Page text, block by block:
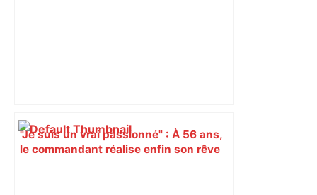
"Je suis un vrai passionné" : À 56 ans,
le commandant réalise enfin son rêve